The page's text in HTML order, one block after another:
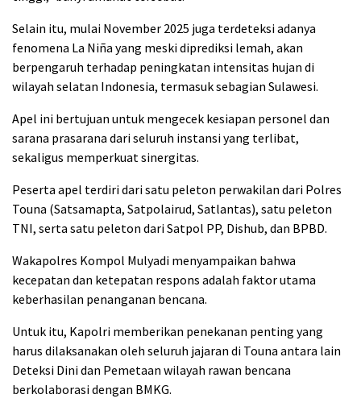
Selain itu, mulai November 2025 juga terdeteksi adanya
fenomena La Niña yang meski diprediksi lemah, akan
berpengaruh terhadap peningkatan intensitas hujan di
wilayah selatan Indonesia, termasuk sebagian Sulawesi.
Apel ini bertujuan untuk mengecek kesiapan personel dan
sarana prasarana dari seluruh instansi yang terlibat,
sekaligus memperkuat sinergitas.
Peserta apel terdiri dari satu peleton perwakilan dari Polres
Touna (Satsamapta, Satpolairud, Satlantas), satu peleton
TNI, serta satu peleton dari Satpol PP, Dishub, dan BPBD.
Wakapolres Kompol Mulyadi menyampaikan bahwa
kecepatan dan ketepatan respons adalah faktor utama
keberhasilan penanganan bencana.
Untuk itu, Kapolri memberikan penekanan penting yang
harus dilaksanakan oleh seluruh jajaran di Touna antara lain
Deteksi Dini dan Pemetaan wilayah rawan bencana
berkolaborasi dengan BMKG.